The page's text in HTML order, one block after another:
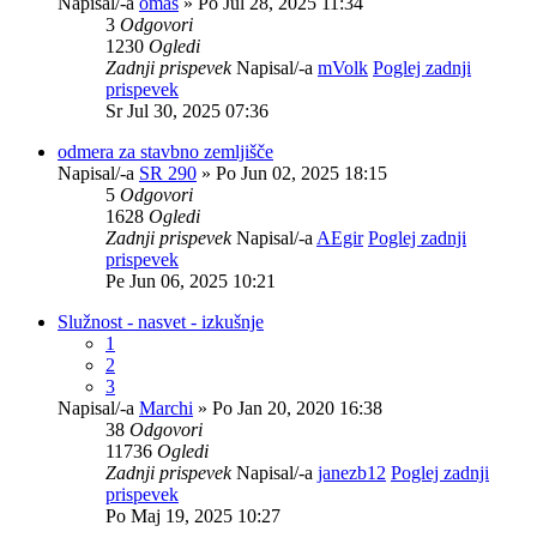
3 Odgovori
1230 Ogledi
Zadnji prispevekNapisal/-a mVolk Poglej zadnji
prispevek
Sr Jul 30, 2025 07:36
odmera za stavbno zemljišče
Napisal/-a SR 290 » Po Jun 02, 2025 18:15
5 Odgovori
1628 Ogledi
Zadnji prispevekNapisal/-a AEgir Poglej zadnji
prispevek
Pe Jun 06, 2025 10:21
Služnost - nasvet - izkušnje
1
2
3
Napisal/-a Marchi » Po Jan 20, 2020 16:38
38 Odgovori
11736 Ogledi
Zadnji prispevekNapisal/-a janezb12 Poglej zadnji
prispevek
Po Maj 19, 2025 10:27